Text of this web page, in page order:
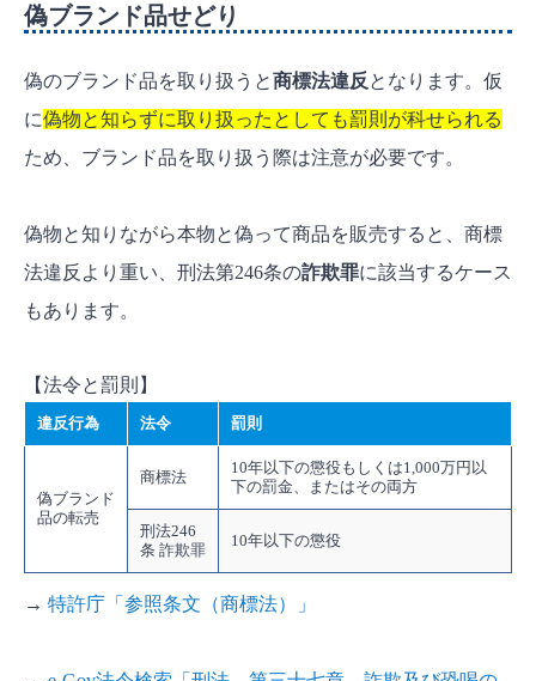
偽ブランド品せどり
偽のブランド品を取り扱うと商標法違反 となります。 仮
に偽物と知らずに取り扱ったとしても罰則が科せられる
ため、ブランド品を取り扱う際は注意が必要です。
偽物と知りながら本物と偽って商品を販売すると、商標
法違反より重い、刑法第246条の詐欺罪に該当するケース
もあります。
【法令と罰則】
違反行為 法令 罰則
偽ブランド
品の転売
商標法
10年以下の懲役もしくは1,000万円以
下の罰金、またはその両方
刑法246
条 詐欺罪
10年以下の懲役
→ 特許庁「参照条文（商標法）」